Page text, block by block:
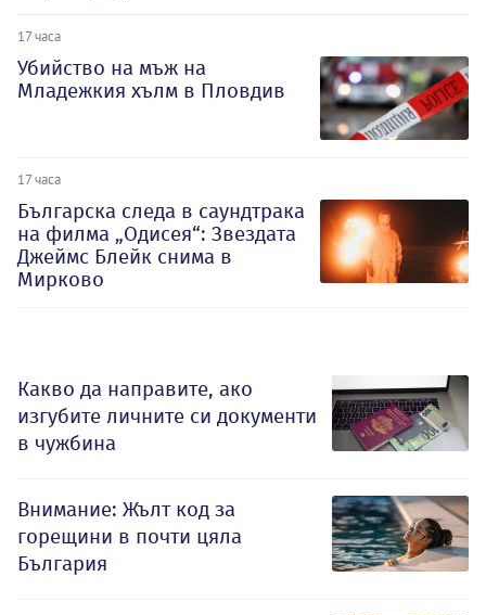
17 часа
Убийство на мъж на
Младежкия хълм в Пловдив
17 часа
Българска следа в саундтрака
на филма „Одисея“: Звездата
Джеймс Блейк снима в
Мирково
Какво да направите, ако
изгубите личните си документи
в чужбина
Внимание: Жълт код за
горещини в почти цяла
България